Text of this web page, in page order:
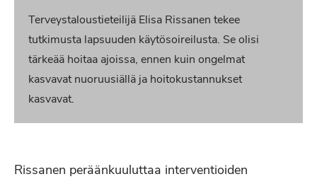
Terveystaloustieteilijä Elisa Rissanen tekee
tutkimusta lapsuuden käytösoireilusta. Se olisi
tärkeää hoitaa ajoissa, ennen kuin ongelmat
kasvavat nuoruusiällä ja hoitokustannukset
kasvavat.
Rissanen peräänkuuluttaa interventioiden